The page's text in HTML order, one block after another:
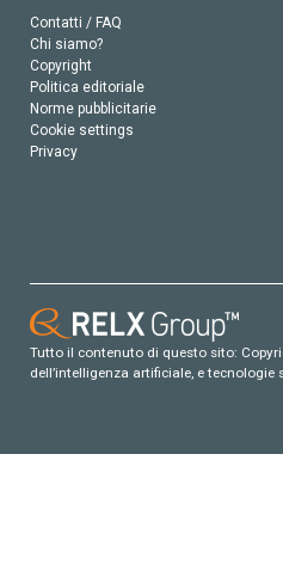
Contatti / FAQ
Chi siamo?
Copyright
Politica editoriale
Norme pubblicitarie
Cookie settings
Privacy
Tutto il contenuto di questo sito:
dell’intelligenza artificiale, e